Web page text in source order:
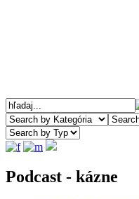
Podcast - kázne